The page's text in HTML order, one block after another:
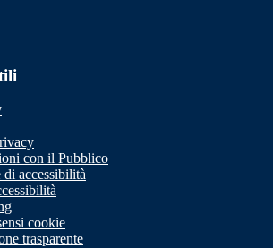
con il Pubblico
accessibilità
cookie
trasparente